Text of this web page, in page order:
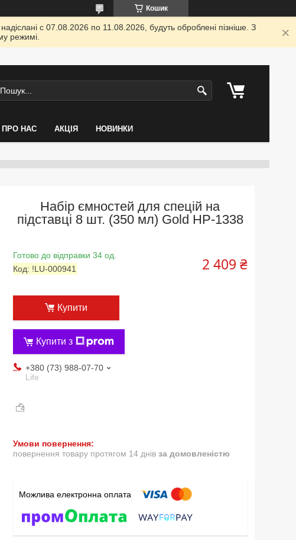
Кошик
с 07.08.2026 по 11.08.2026, будуть оброблені пізніше. З
режимі.
ПРО НАС АКЦІЯ НОВИНКИ
Набір ємностей для спецій на
підставці 8 шт. (350 мл) Gold HP-1338
Готово до відправки 34 од.
Код: !LU-000941 2 409 ₴
Купити
Купити з
+380 (73) 988-07-70
Life
повернення товару протягом 14 днів за домовленістю